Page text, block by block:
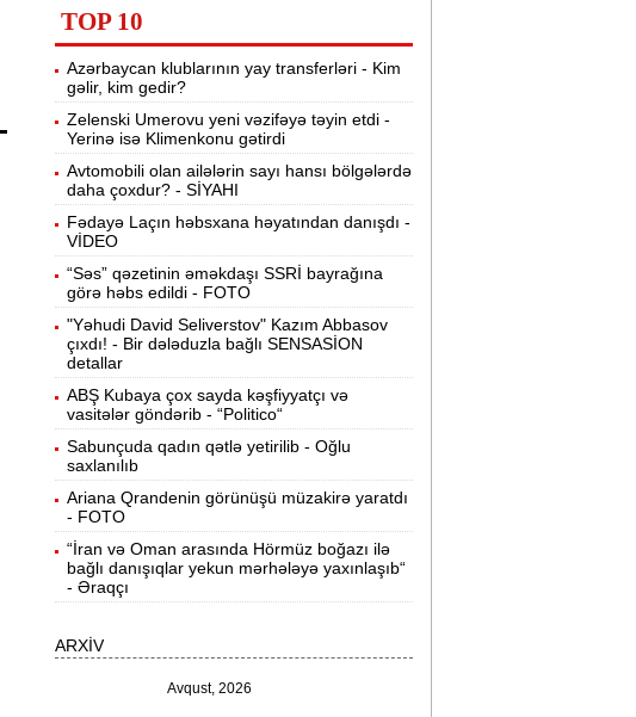
11:36
Əhalimizin yarısı bu xəstəlikdən
əziyyət çəkir -Səbəb
11:19
Azərbaycanda işçi axtarılır -
Əməkhaqqı 10 min manatdır
11:04
Kartdan istədiyiniz qədər köçürmə edə
bilərsiniz -VİDEO
10:50
Ər-arvadın yanaraq ölməsinə görə
həbs edilən var - Evdən 15 min də
oğurlanıb
10:34
Azərbaycanda icra başçısı olmayan
rayonlar -
Bağlanan universitetin müəllimləri
narazıdır -İşsiz qalıblar
10:02 Pakistanda leysan yağışları -150-dən
çox insan ölüb
9:48
II Qaregin məhkəmə qarşısına çıxarılır -
Ermənistan tarixində ilk
gözlənilir“ -
Ən çox çörək və ət yeyən bölgələr -
TOP 10
Azərbaycan klublarının yay transferləri - Kim
gəlir, kim gedir?
Zelenski Umerovu yeni vəzifəyə təyin etdi -
Yerinə isə Klimenkonu gətirdi
Avtomobili olan ailələrin sayı hansı bölgələrdə
daha çoxdur? - SİYAHI
Fədayə Laçın həbsxana həyatından danışdı -
VİDEO
“Səs” qəzetinin əməkdaşı SSRİ bayrağına
görə həbs edildi - FOTO
"Yəhudi David Seliverstov" Kazım Abbasov
çıxdı! - Bir dələduzla bağlı SENSASİON
detallar
ABŞ Kubaya çox sayda kəşfiyyatçı və
vasitələr göndərib - “Politico“
Sabunçuda qadın qətlə yetirilib - Oğlu
saxlanılıb
Ariana Qrandenin görünüşü müzakirə yaratdı
- FOTO
“İran və Oman arasında Hörmüz boğazı ilə
bağlı danışıqlar yekun mərhələyə yaxınlaşıb“
- Əraqçı
ARXİV
Avqust, 2026